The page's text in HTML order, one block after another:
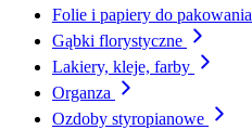
Folie i papiery do pakowania
Gąbki florystyczne
Lakiery, kleje, farby
Organza
Ozdoby styropianowe